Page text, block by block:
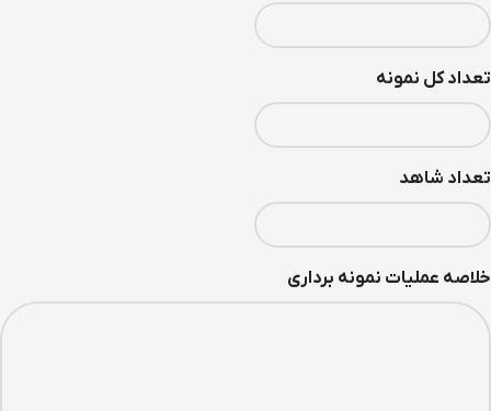
تعداد کل نمونه
تعداد شاهد
خلاصه عملیات نمونه برداری